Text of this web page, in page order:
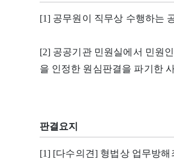
[1] 공무원이 직무상 수행하는
[2] 공공기관 민원실에서 민원
을 인정한 원심판결을 파기한
판결요지
[1] [다수의견] 형법상 업무방해